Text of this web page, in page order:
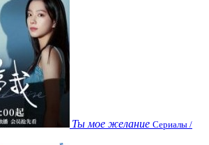
Ты мое желание Сериалы /